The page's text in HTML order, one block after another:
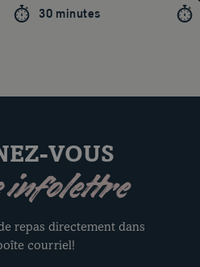
30 minutes
VOUS
infolettre
repas directement dans
courriel!